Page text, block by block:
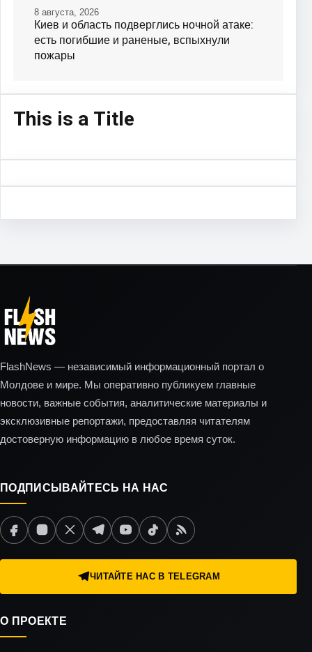
Киев и область подверглись ночной атаке:
есть погибшие и раненые, вспыхнули
пожары
8 августа, 2026
This is a Title
FlashNews — независимый информационный портал о
Молдове и мире. Мы оперативно публикуем главные
новости, важные события, аналитические материалы и
эксклюзивные репортажи, предоставляя читателям
достоверную информацию в любое время суток.
ПОДПИСЫВАЙТЕСЬ НА НАС
ЧИТАЙТЕ НАС В TELEGRAM
О ПРОЕКТЕ